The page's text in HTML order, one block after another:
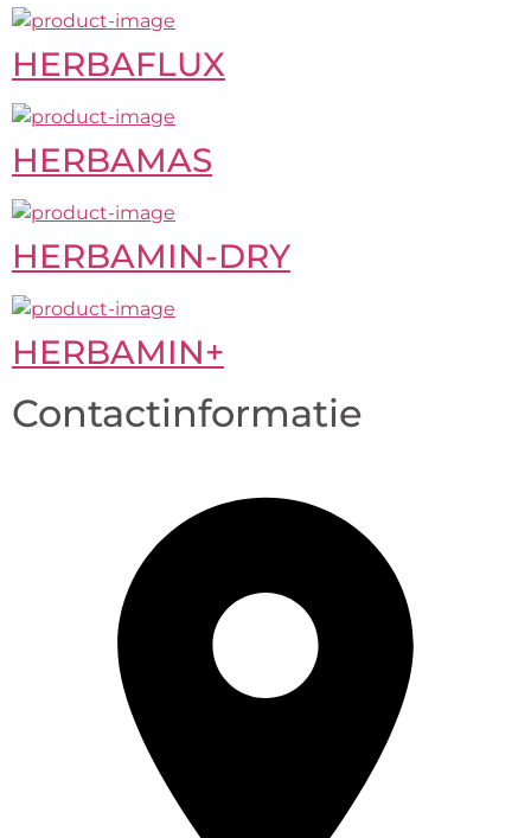
HERBAFLUX
HERBAMAS
HERBAMIN-DRY
HERBAMIN+
Contactinformatie